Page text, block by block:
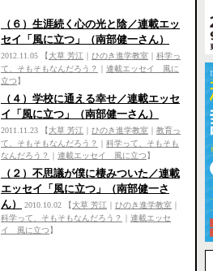
（６）生涯続く心の光と陰／連載エッ
セイ「風に立つ」（南部健一さん）
2012.11.05 【大草 芳江 ひのき進学教室
科学っ
て、そもそもなんだろう？
連載エッセイ 風に
立つ】
（４）学校に通える幸せ／連載エッセ
イ「風に立つ」（南部健一さん）
2011.11.23 【大草 芳江 ひのき進学教室
教育っ
て、そもそもなんだろう？
科学って、そもそも
なんだろう？
連載エッセイ 風に立つ】
（２）不思議が僕に棲みついた／連載
エッセイ「風に立つ」（南部健一さ
ん）
2010.10.02 【大草 芳江 ひのき進学教室
科学って、そもそもなんだろう？
連載エッセ
イ 風に立つ】